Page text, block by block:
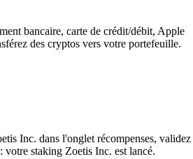
bancaire, carte de crédit/débit, Apple
des cryptos vers votre portefeuille.
Inc. dans l'onglet récompenses, validez
staking Zoetis Inc. est lancé.